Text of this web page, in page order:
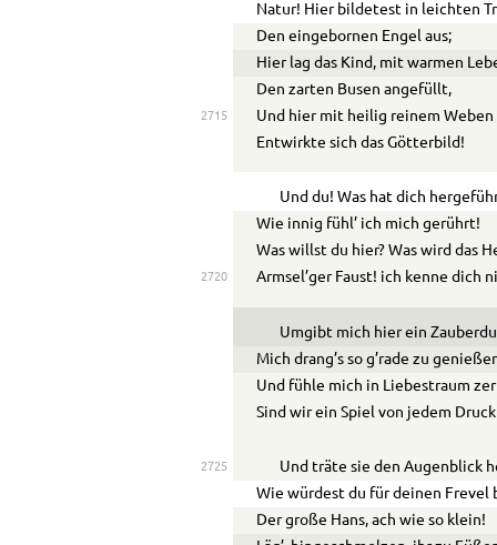
Natur! Hier bildetest in leichten
Den eingebornen Engel aus;
Hier lag das Kind, mit warmen
Den zarten Busen angefüllt,
2715
Und hier mit heilig reinem Weben
Entwirkte sich das Götterbild!
Und du! Was hat dich
Wie innig fühl’ ich mich gerührt!
Was willst du hier? Was wird das
2720 Armsel’ger Faust! ich kenne dich
Umgibt mich hier ein
Mich drang’s so g’rade zu
Und fühle mich in Liebestraum
Sind wir ein Spiel von jedem
2725
Und träte sie den Augenblick
Wie würdest du für deinen Frevel
Der große Hans, ach wie so klein!